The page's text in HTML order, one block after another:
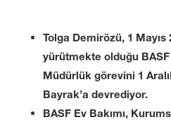
Tolga Demirözü, 1
yürütmekte olduğu
Müdürlük görevini 1
Bayrak’a devrediyor.
BASF Ev Bakımı,